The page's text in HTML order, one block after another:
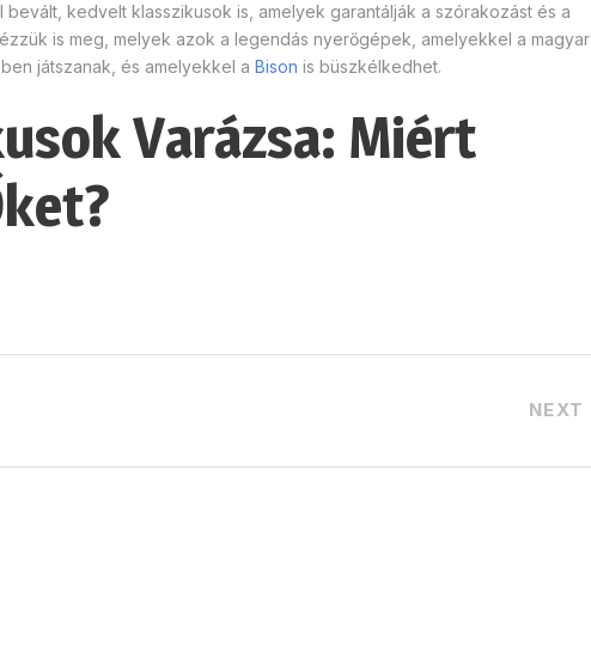
bevált, kedvelt klasszikusok is, amelyek garantálják a szórakozást és a
is meg, melyek azok a legendás nyerőgépek, amelyekkel a magyar
játszanak, és amelyekkel a Bison is büszkélkedhet.
Varázsa: Miért
NEXT